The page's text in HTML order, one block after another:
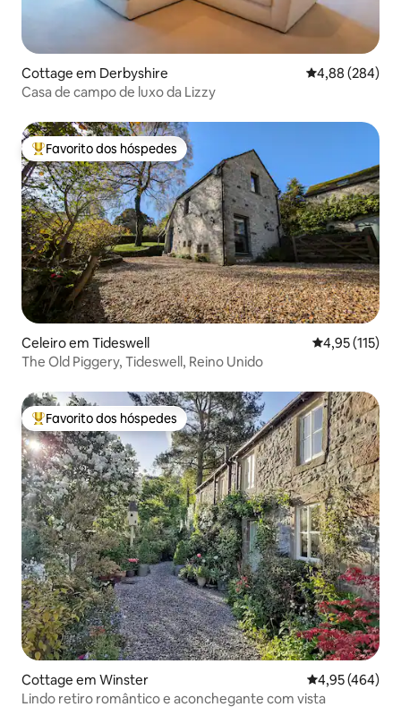
Cottage em Derbyshire Classificação
4,88 (284)
Casa de campo de luxo da Lizzy
Favoritos dos hóspedes mais apreciados
Favorito dos hóspedes
Celeiro em Tideswell Classificação
4,95 (115)
The Old Piggery, Tideswell, Reino Unido
Favoritos dos hóspedes mais apreciados
Favorito dos hóspedes
Cottage em Winster Classificação
4,95 (464)
Lindo retiro romântico e aconchegante com vista